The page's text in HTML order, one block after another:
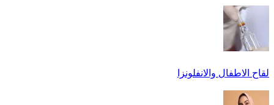
لقاح الاطفال والانفلونزا